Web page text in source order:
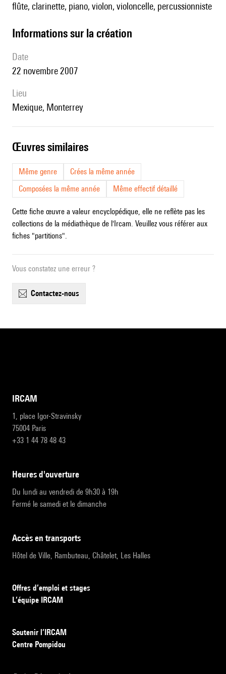
flûte, clarinette, piano, violon, violoncelle, percussionniste
informations sur la création
date
22 novembre 2007
lieu
Mexique, Monterrey
œuvres similaires
Même genre
Crées la même année
Composées la même année
Même effectif détaillé
Cette fiche œuvre a valeur encyclopédique, elle ne reflète pas les
collections de la médiathèque de l'Ircam. Veuillez vous référer aux
fiches "partitions".
Vous constatez une erreur ?
contactez-nous
IRCAM
1, place Igor-Stravinsky
75004 Paris
+33 1 44 78 48 43
heures d'ouverture
Du lundi au vendredi de 9h30 à 19h
Fermé le samedi et le dimanche
accès en transports
Hôtel de Ville, Rambuteau, Châtelet, Les Halles
Offres d’emploi et stages
L’équipe IRCAM
Soutenir l’IRCAM
Centre Pompidou